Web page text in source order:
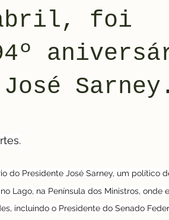
abril, foi
do Presidente José Sarney, um político
Lago, na Península dos Ministros, onde
incluindo o Presidente do Senado